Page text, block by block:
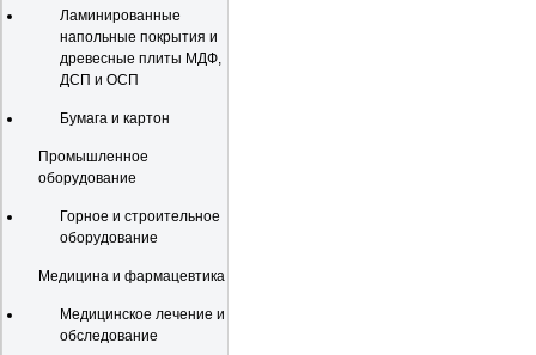
Ламинированные
напольные покрытия и
древесные плиты МДФ,
ДСП и ОСП
Бумага и картон
Промышленное
оборудование
Горное и строительное
оборудование
Медицина и фармацевтика
Медицинское лечение и
обследование